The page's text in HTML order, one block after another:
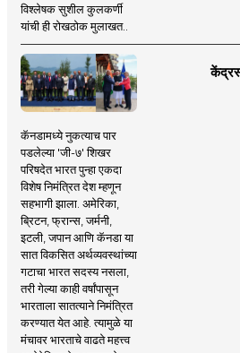
विश्लेषक सुशील कुलकर्णी
यांची ही रोखठोक मुलाखत..
कॅनडामध्ये नुकत्याच पार
पडलेल्या 'जी-७' शिखर
परिषदेत भारत पुन्हा एकदा
विशेष निमंत्रित देश म्हणून
सहभागी झाला. अमेरिका,
ब्रिटन, फ्रान्स, जर्मनी,
इटली, जपान आणि कॅनडा या
सात विकसित अर्थव्यवस्थांच्या
गटाचा भारत सदस्य नसला,
तरी गेल्या काही वर्षांपासून
भारताला सातत्याने निमंत्रित
करण्यात येत आहे. त्यामुळे या
मंचावर भारताचे वाढते महत्त्व